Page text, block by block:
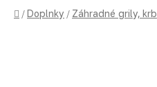
Domov
/Doplnky / Záhradné grily,